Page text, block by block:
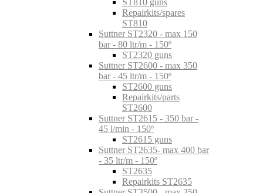
ST810 guns
Repairkits/spares
ST810
Suttner ST2320 - max 150
bar - 80 ltr/m - 150º
ST2320 guns
Suttner ST2600 - max 350
bar - 45 ltr/m - 150º
ST2600 guns
Repairkits/parts
ST2600
Suttner ST2615 - 350 bar -
45 l/min - 150º
ST2615 guns
Suttner ST2635- max 400 bar
- 35 ltr/m - 150º
ST2635
Repairkits ST2635